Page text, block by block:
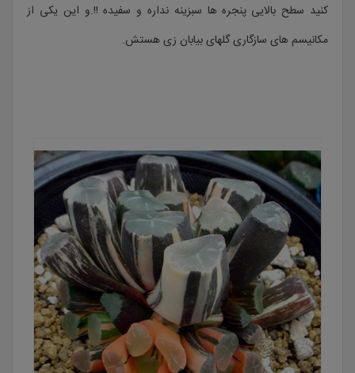
کنید سطح بالایی پنجره ها سبزینه نداره و سفیده !!.و این یکی از
مکانیسم های سازگاری گلهای بیابان زی هستش.